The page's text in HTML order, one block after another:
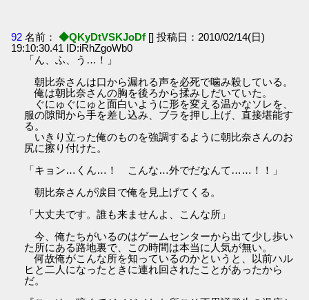
92 名前： ◆QKyDtVSKJoDf [] 投稿日：2010/02/14(日)
19:10:30.41 ID:iRhZgoWb0
「ん、ふ、う…！」
朝比奈さんは口から漏れる声を必死で噛み殺している。
俺は朝比奈さんの胸を後ろから揉みしだいていた。
ぐにゅぐにゅと面白いように形を変える温かなソレを、
服の隙間から手を差し込み、ブラを押し上げ、直接堪能す
る。
いきり立った俺のものを強調するように朝比奈さんのお
尻に擦り付けた。
「キョン…くん…！ こんな…外でだなんて……！！」
朝比奈さんが涙目で俺を見上げてくる。
「大丈夫です。誰も来ませんよ、こんな所」
今、俺たちがいるのはゲームセンターから出て少し歩い
た所にある路地裏で、この時間は本当に人気が無い。
何故俺がこんな所を知っているのかというと、以前ハル
ヒと二人になったときに連れ回されたことがあったから
だ。